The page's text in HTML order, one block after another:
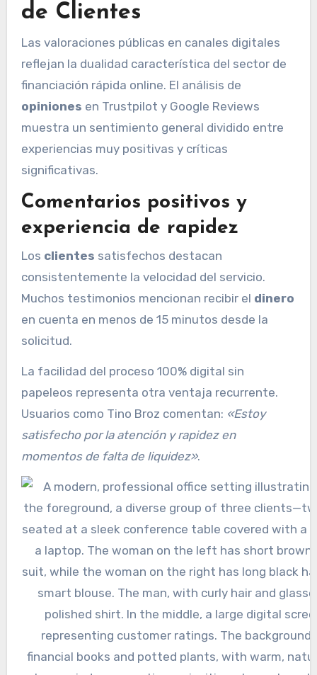
de Clientes
Las valoraciones públicas en canales digitales
reflejan la dualidad característica del sector de
financiación rápida online. El análisis de
opiniones en Trustpilot y Google Reviews
muestra un sentimiento general dividido entre
experiencias muy positivas y críticas
significativas.
Comentarios positivos y
experiencia de rapidez
Los clientes satisfechos destacan
consistentemente la velocidad del servicio.
Muchos testimonios mencionan recibir el dinero
en cuenta en menos de 15 minutos desde la
solicitud.
La facilidad del proceso 100% digital sin
papeleos representa otra ventaja recurrente.
Usuarios como Tino Broz comentan: «Estoy
satisfecho por la atención y rapidez en
momentos de falta de liquidez».